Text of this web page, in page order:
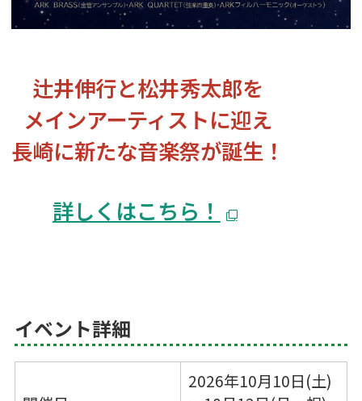
辻井伸行と松井秀太郎を
メインアーティストに迎え
長崎に新たな音楽祭が誕生！
詳しくはこちら！
イベント詳細
2026年10月10日(土)